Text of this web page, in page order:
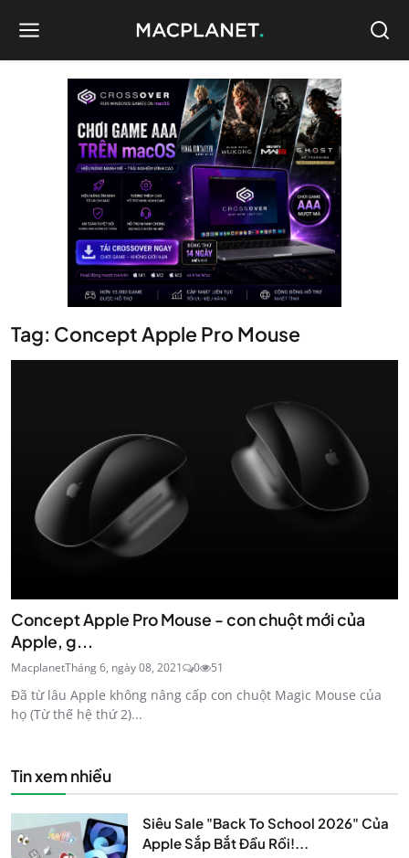
Tag: Concept Apple Pro Mouse
Concept Apple Pro Mouse - con chuột mới của
Apple, g...
MacplanetTháng 6, ngày 08, 2021 0 51
Đã từ lâu Apple không nâng cấp con chuột Magic Mouse của
họ (Từ thế hệ thứ 2)...
Tin xem nhiều
Siêu Sale "Back To School 2026" Của
Apple Sắp Bắt Đầu Rồi!...